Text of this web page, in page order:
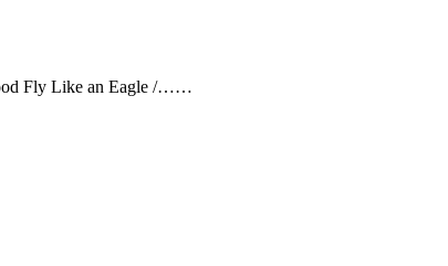
Sexy, Sexy / The Brian Setzer Orchestra Relax / Frankie Goes to Hollywood Fly Like an Eagle /……